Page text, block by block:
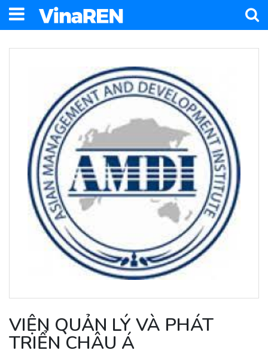
VIỆN QUẢN LÝ VÀ PHÁT
TRIỂN CHÂU Á